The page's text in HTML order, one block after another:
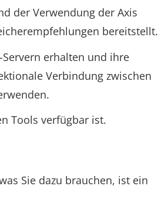
der Verwendung der Axis
bereitstellt.
erhalten und ihre
Verbindung zwischen
Tools verfügbar ist.
Sie dazu brauchen, ist ein